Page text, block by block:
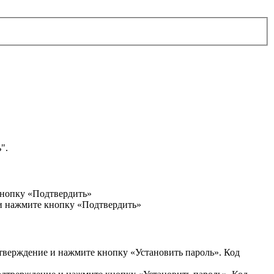
«Подтвердить»
кнопку «Подтвердить»
и нажмите кнопку «Установить пароль». Код